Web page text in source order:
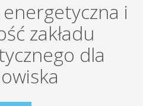
i
zakładu
dla